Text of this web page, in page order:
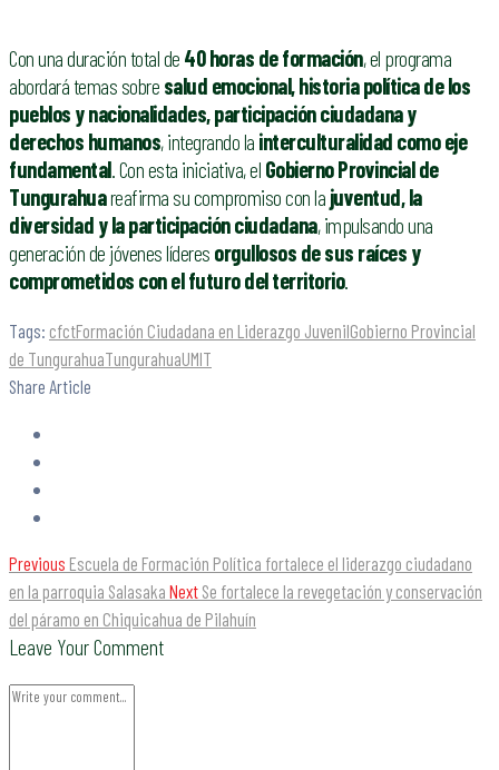
Con una duración total de 40 horas de formación, el programa
abordará temas sobre salud emocional, historia política de los
pueblos y nacionalidades, participación ciudadana y
derechos humanos, integrando la interculturalidad como eje
fundamental. Con esta iniciativa, el Gobierno Provincial de
Tungurahuareafirma su compromiso con la juventud, la
diversidad y la participación ciudadana, impulsando una
generación de jóvenes líderes orgullosos de sus raíces y
comprometidos con el futuro del territorio.
Tags: cfctFormación Ciudadana en Liderazgo JuvenilGobierno Provincial
de TungurahuaTungurahuaUMIT
Share Article
Previous Escuela de Formación Política fortalece el liderazgo ciudadano
en la parroquia Salasaka Next Se fortalece la revegetación y conservación
del páramo en Chiquicahua de Pilahuín
Leave Your Comment